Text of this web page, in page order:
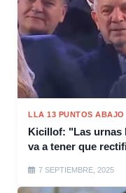
LLA 13 PUNTOS ABAJO
Kicillof: "Las urnas
va a tener que
7 SEPTIEMBRE, 2025